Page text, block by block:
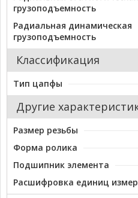
грузоподъемность
Радиальная динамическая
грузоподъемность
Классификация
Тип цапфы
Другие
Размер резьбы
Форма ролика
Подшипник элемента
Расшифровка единиц